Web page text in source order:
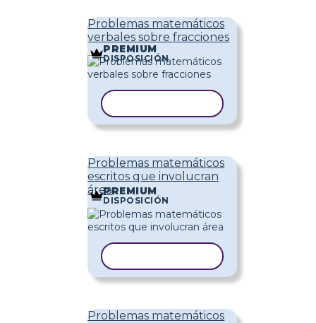
Problemas matemáticos
verbales sobre fracciones
PREMIUM
DISPOSICIÓN
Problemas matemáticos
escritos que involucran
áreaPREMIUM
DISPOSICIÓN
Problemas matemáticos